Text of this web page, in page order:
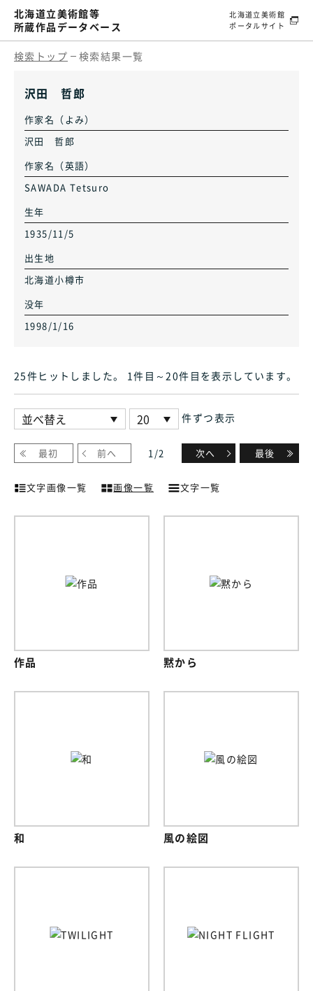
北海道立美術館等
所蔵作品データベース
北海道立美術館
ポータルサイト
検索トップ 検索結果一覧
沢田 哲郎
作家名（よみ）
沢田 哲郎
作家名（英語）
SAWADA Tetsuro
生年
1935/11/5
出生地
北海道小樽市
没年
1998/1/16
25件ヒット しました。 1件目～20件目 を表示しています。
件ずつ表示
最初 前へ 1 /2 次へ 最後
文字画像一覧 画像一覧 文字一覧
作品 黙から
和 風の絵図